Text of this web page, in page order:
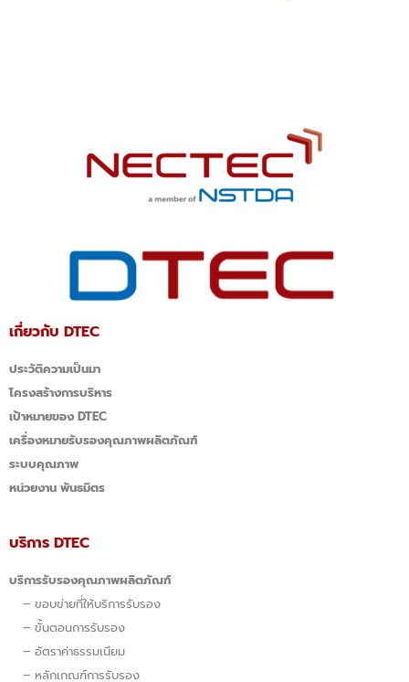
เกี่ยวกับ DTEC
ประวัติความเป็นมา
โครงสร้างการบริหาร
เป้าหมายของ DTEC
เครื่องหมายรับรองคุณภาพผลิตภัณฑ์
ระบบคุณภาพ
หน่วยงาน พันธมิตร
บริการ DTEC
บริการรับรองคุณภาพผลิตภัณฑ์
– ขอบข่ายที่ให้บริการรับรอง
– ขั้นตอนการรับรอง
– อัตราค่าธรรมเนียม
– หลักเกณฑ์การรับรอง